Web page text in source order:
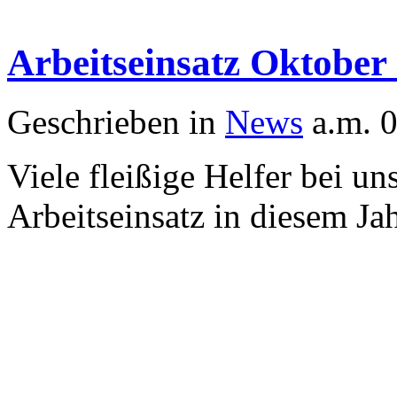
Arbeitseinsatz Oktober
Geschrieben in News a.m.
Viele fleißige Helfer bei
Arbeitseinsatz in diesem